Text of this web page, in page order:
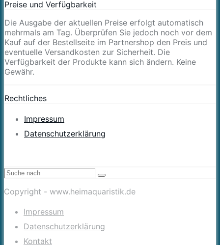
Preise und Verfügbarkeit
Die Ausgabe der aktuellen Preise erfolgt automatisch
mehrmals am Tag. Überprüfen Sie jedoch noch vor dem
Kauf auf der Bestellseite im Partnershop den Preis und
eventuelle Versandkosten zur Sicherheit. Die
Verfügbarkeit der Produkte kann sich ändern. Keine
Gewähr.
Rechtliches
Impressum
Datenschutzerklärung
Copyright - www.heimaquaristik.de
Impressum
Datenschutzerklärung
Kontakt